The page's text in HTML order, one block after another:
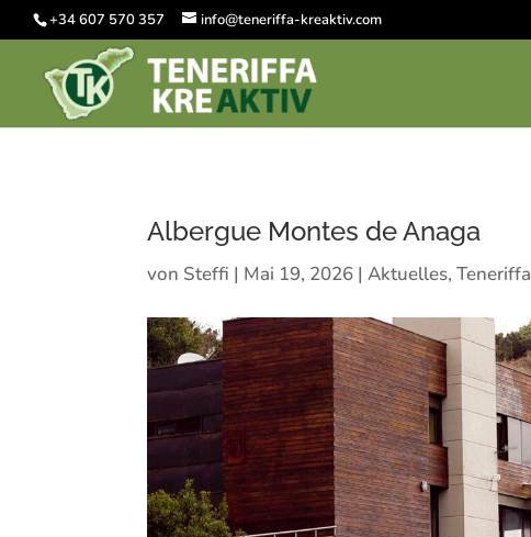
+34 607 570 357 info@teneriffa-kreaktiv.com
Albergue Montes de Anaga
von Steffi | Mai 19, 2026 |Aktuelles,Teneriffa